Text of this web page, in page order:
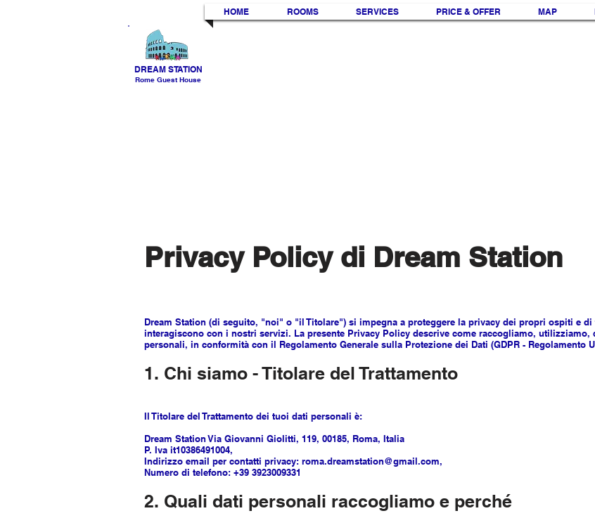
DREAM STATION
Rome Guest House
HOME ROOMS SERVICES PRICE & OFFER MAP
Privacy Policy di Dream Station
Dream Station (di seguito, "noi" o "il Titolare") si impegna a proteggere la privacy dei propri ospiti e
interagiscono con i nostri servizi. La presente Privacy Policy descrive come raccogliamo,
personali, in conformità con il Regolamento Generale sulla Protezione dei Dati (GDPR - Regolamento
1. Chi siamo - Titolare del Trattamento
Il Titolare del Trattamento dei tuoi dati personali è:
Dream Station Via Giovanni Giolitti, 119, 00185, Roma, Italia
P. Iva it10386491004,
Indirizzo email per contatti privacy: roma.dreamstation@gmail.com,
Numero di telefono: +39 3923009331
2. Quali dati personali raccogliamo e perché